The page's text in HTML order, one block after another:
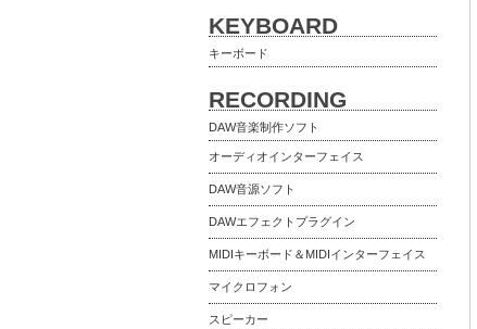
KEYBOARD
キーボード
RECORDING
DAW音楽制作ソフト
オーディオインターフェイス
DAW音源ソフト
DAWエフェクトプラグイン
MIDIキーボード＆MIDIインターフェイス
マイクロフォン
スピーカー